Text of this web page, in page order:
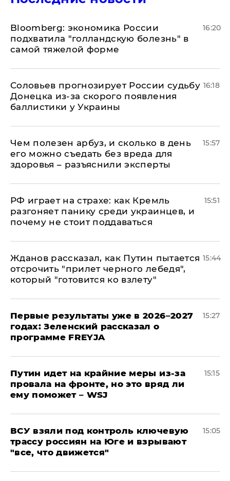
Bloomberg: экономика России
подхватила "голландскую болезнь" в
самой тяжелой форме
16:20
Соловьев прогнозирует России судьбу
Донецка из-за скорого появления
баллистики у Украины
16:18
Чем полезен арбуз, и сколько в день
его можно съедать без вреда для
здоровья – разъяснили эксперты
15:57
РФ играет на страхе: как Кремль
разгоняет панику среди украинцев, и
почему не стоит поддаваться
15:51
Жданов рассказал, как Путин пытается
отсрочить "прилет черного лебедя",
который "готовится ко взлету"
15:44
Первые результаты уже в 2026–2027
годах: Зеленский рассказал о
программе FREYJA
15:27
Путин идет на крайние меры из-за
провала на фронте, но это вряд ли
ему поможет – WSJ
15:15
ВСУ взяли под контроль ключевую
трассу россиян на Юге и взрывают
"все, что движется"
15:05